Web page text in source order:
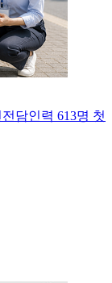
담인력 613명 첫